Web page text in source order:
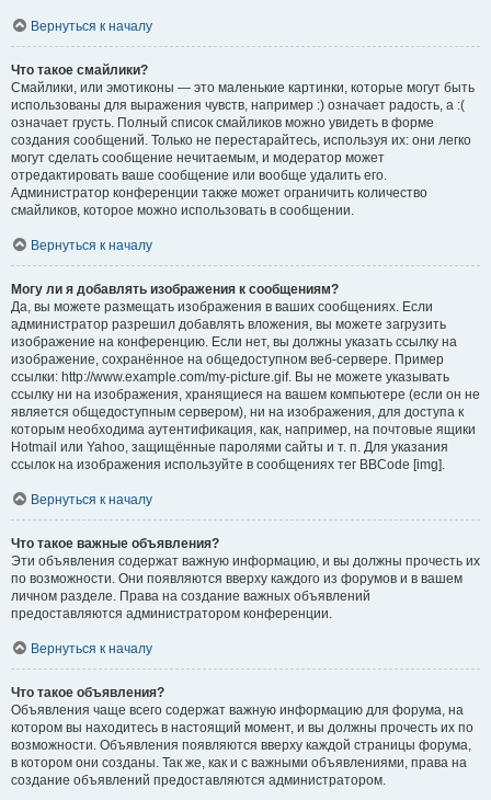
Вернуться к началу
Что такое смайлики?
Смайлики, или эмотиконы — это маленькие картинки, которые могут быть
использованы для выражения чувств, например :) означает радость, а :(
означает грусть. Полный список смайликов можно увидеть в форме
создания сообщений. Только не перестарайтесь, используя их: они легко
могут сделать сообщение нечитаемым, и модератор может
отредактировать ваше сообщение или вообще удалить его.
Администратор конференции также может ограничить количество
смайликов, которое можно использовать в сообщении.
Вернуться к началу
Могу ли я добавлять изображения к сообщениям?
Да, вы можете размещать изображения в ваших сообщениях. Если
администратор разрешил добавлять вложения, вы можете загрузить
изображение на конференцию. Если нет, вы должны указать ссылку на
изображение, сохранённое на общедоступном веб-сервере. Пример
ссылки: http://www.example.com/my-picture.gif. Вы не можете указывать
ссылку ни на изображения, хранящиеся на вашем компьютере (если он не
является общедоступным сервером), ни на изображения, для доступа к
которым необходима аутентификация, как, например, на почтовые ящики
Hotmail или Yahoo, защищённые паролями сайты и т. п. Для указания
ссылок на изображения используйте в сообщениях тег BBCode [img].
Вернуться к началу
Что такое важные объявления?
Эти объявления содержат важную информацию, и вы должны прочесть их
по возможности. Они появляются вверху каждого из форумов и в вашем
личном разделе. Права на создание важных объявлений
предоставляются администратором конференции.
Вернуться к началу
Что такое объявления?
Объявления чаще всего содержат важную информацию для форума, на
котором вы находитесь в настоящий момент, и вы должны прочесть их по
возможности. Объявления появляются вверху каждой страницы форума,
в котором они созданы. Так же, как и с важными объявлениями, права на
создание объявлений предоставляются администратором.